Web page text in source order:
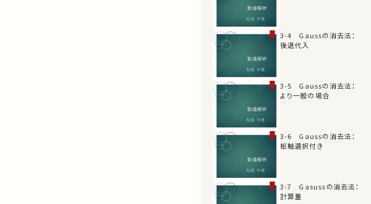
3-4 Gaussの消去法：
後退代入
3-5 Gaussの消去法：
より一般の場合
3-6 Gaussの消去法：
枢軸選択付き
3-7 Gasussの消去法：
計算量